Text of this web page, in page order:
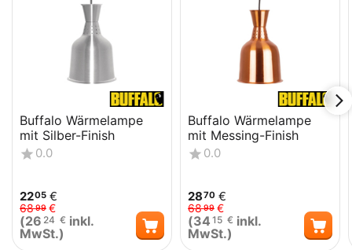
Buffalo Wärmelampe
mit Silber-Finish
0.0
2205 €
6899 €
(26 24 € inkl.
MwSt.)
Buffalo Wärmelampe
mit Messing-Finish
0.0
2870 €
6899 €
(34 15 € inkl.
MwSt.)